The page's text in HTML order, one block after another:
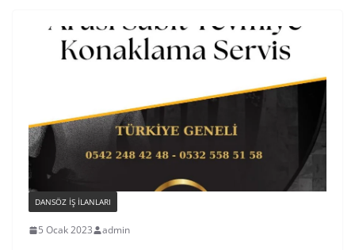
DANSÖZ IŞ ILANLARI
5 Ocak 2023 admin